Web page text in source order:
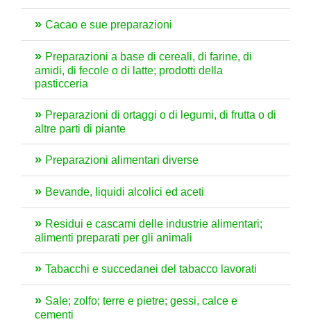
Cacao e sue preparazioni
Preparazioni a base di cereali, di farine, di
amidi, di fecole o di latte; prodotti della
pasticceria
Preparazioni di ortaggi o di legumi, di frutta o di
altre parti di piante
Preparazioni alimentari diverse
Bevande, liquidi alcolici ed aceti
Residui e cascami delle industrie alimentari;
alimenti preparati per gli animali
Tabacchi e succedanei del tabacco lavorati
Sale; zolfo; terre e pietre; gessi, calce e
cementi